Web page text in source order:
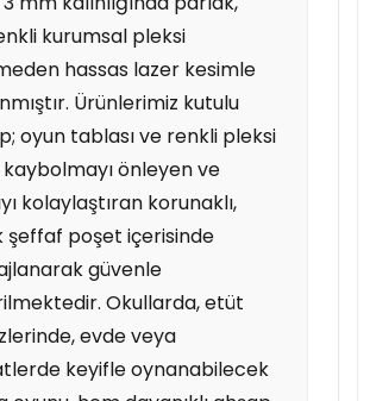
kurumsal pleksi
hassas lazer kesimle
Ürünlerimiz kutulu
oyun tablası ve renkli pleksi
kaybolmayı önleyen ve
kolaylaştıran korunaklı,
şeffaf poşet içerisinde
güvenle
Okullarda, etüt
evde veya
keyifle oynanabilecek